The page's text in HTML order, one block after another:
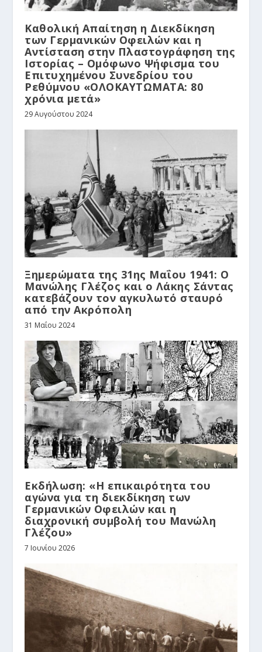
Καθολική Απαίτηση η Διεκδίκηση
των Γερμανικών Οφειλών και η
Αντίσταση στην Πλαστογράφηση της
Ιστορίας – Ομόφωνο Ψήφισμα του
Επιτυχημένου Συνεδρίου του
Ρεθύμνου «ΟΛΟΚΑΥΤΩΜΑΤΑ: 80
χρόνια μετά»
29 Αυγούστου 2024
Ξημερώματα της 31ης Μαΐου 1941: Ο
Μανώλης Γλέζος και ο Λάκης Σάντας
κατεβάζουν τον αγκυλωτό σταυρό
από την Ακρόπολη
31 Μαΐου 2024
Εκδήλωση: «Η επικαιρότητα του
αγώνα για τη διεκδίκηση των
Γερμανικών Οφειλών και η
διαχρονική συμβολή του Μανώλη
Γλέζου»
7 Ιουνίου 2026